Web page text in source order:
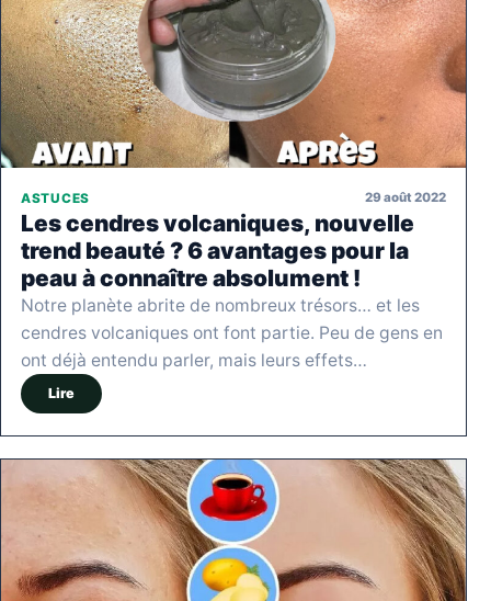
ASTUCES 29 août 2022
Les cendres volcaniques, nouvelle
trend beauté ? 6 avantages pour la
peau à connaître absolument !
Notre planète abrite de nombreux trésors… et les
cendres volcaniques ont font partie. Peu de gens en
ont déjà entendu parler, mais leurs effets…
Lire